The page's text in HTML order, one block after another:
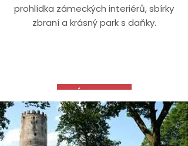
prohlídka zámeckých interiérů, sbírky
zbraní a krásný park s daňky.
VÍCE ZDE